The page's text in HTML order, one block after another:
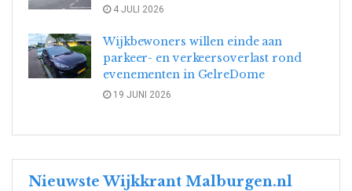
4 JULI 2026
Wijkbewoners willen einde aan
parkeer- en verkeersoverlast rond
evenementen in GelreDome
19 JUNI 2026
Nieuwste Wijkkrant Malburgen.nl